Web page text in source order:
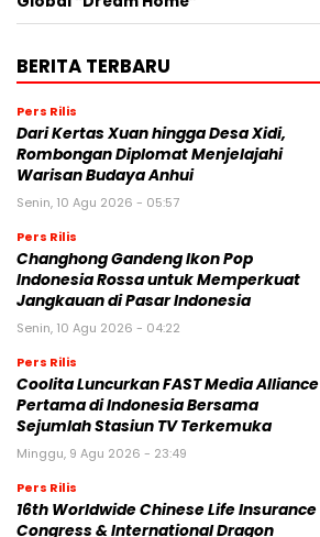
BERITA TERBARU
Pers Rilis
Dari Kertas Xuan hingga Desa Xidi,
Rombongan Diplomat Menjelajahi
Warisan Budaya Anhui
Senin, 10 Agu 2026 - 05:57
Pers Rilis
Changhong Gandeng Ikon Pop
Indonesia Rossa untuk Memperkuat
Jangkauan di Pasar Indonesia
Senin, 10 Agu 2026 - 04:22
Pers Rilis
Coolita Luncurkan FAST Media Alliance
Pertama di Indonesia Bersama
Sejumlah Stasiun TV Terkemuka
Minggu, 9 Agu 2026 - 23:49
Pers Rilis
16th Worldwide Chinese Life Insurance
Congress & International Dragon